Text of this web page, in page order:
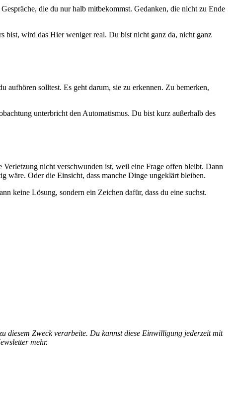
die du nur halb mitbekommst. Gedanken, die nicht zu Ende
bist, wird das Hier weniger real. Du bist nicht ganz da, nicht ganz
aufhören solltest. Es geht darum, sie zu erkennen. Zu bemerken,
unterbricht den Automatismus. Du bist kurz außerhalb des
nicht verschwunden ist, weil eine Frage offen bleibt. Dann
wäre. Oder die Einsicht, dass manche Dinge ungeklärt bleiben.
keine Lösung, sondern ein Zeichen dafür, dass du eine suchst.
diesem Zweck verarbeite. Du kannst diese Einwilligung jederzeit mit
mehr.